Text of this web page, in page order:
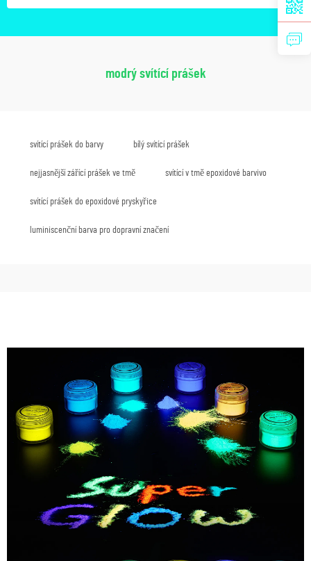
modrý svítící prášek
svítící prášek do barvy bílý svítící prášek
nejjasnější zářící prášek ve tmě svítící v tmě epoxidové barvivo
svítící prášek do epoxidové pryskyřice
luminiscenční barva pro dopravní značení